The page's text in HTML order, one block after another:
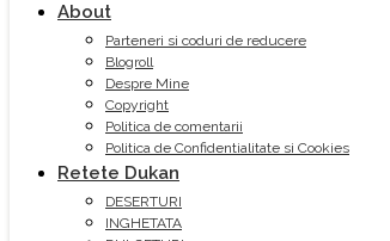
About
Parteneri si coduri de reducere
Blogroll
Despre Mine
Copyright
Politica de comentarii
Politica de Confidentialitate si Cookies
Retete Dukan
DESERTURI
INGHETATA